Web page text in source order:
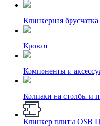
Клинкерная брусчатка
Кровля
Компоненты и
Колпаки на столбы и
Клинкер плиты